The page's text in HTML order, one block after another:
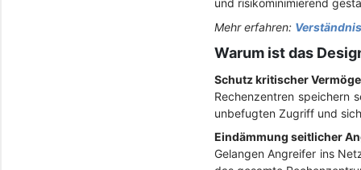
und risikominimierend
Mehr erfahren:
Warum ist das
Schutz kritischer
Rechenzentren speichern
unbefugten Zugriff und
Eindämmung seitlicher
Gelangen Angreifer ins